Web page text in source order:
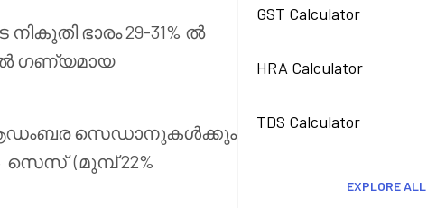
ഭാരം 29-31% ൽ
ഗണ്യമായ
സെഡാനുകൾക്കും
സെസ്(മുമ്പ് 22%
GST Calculator
HRA Calculator
TDS Calculator
EXPLORE ALL